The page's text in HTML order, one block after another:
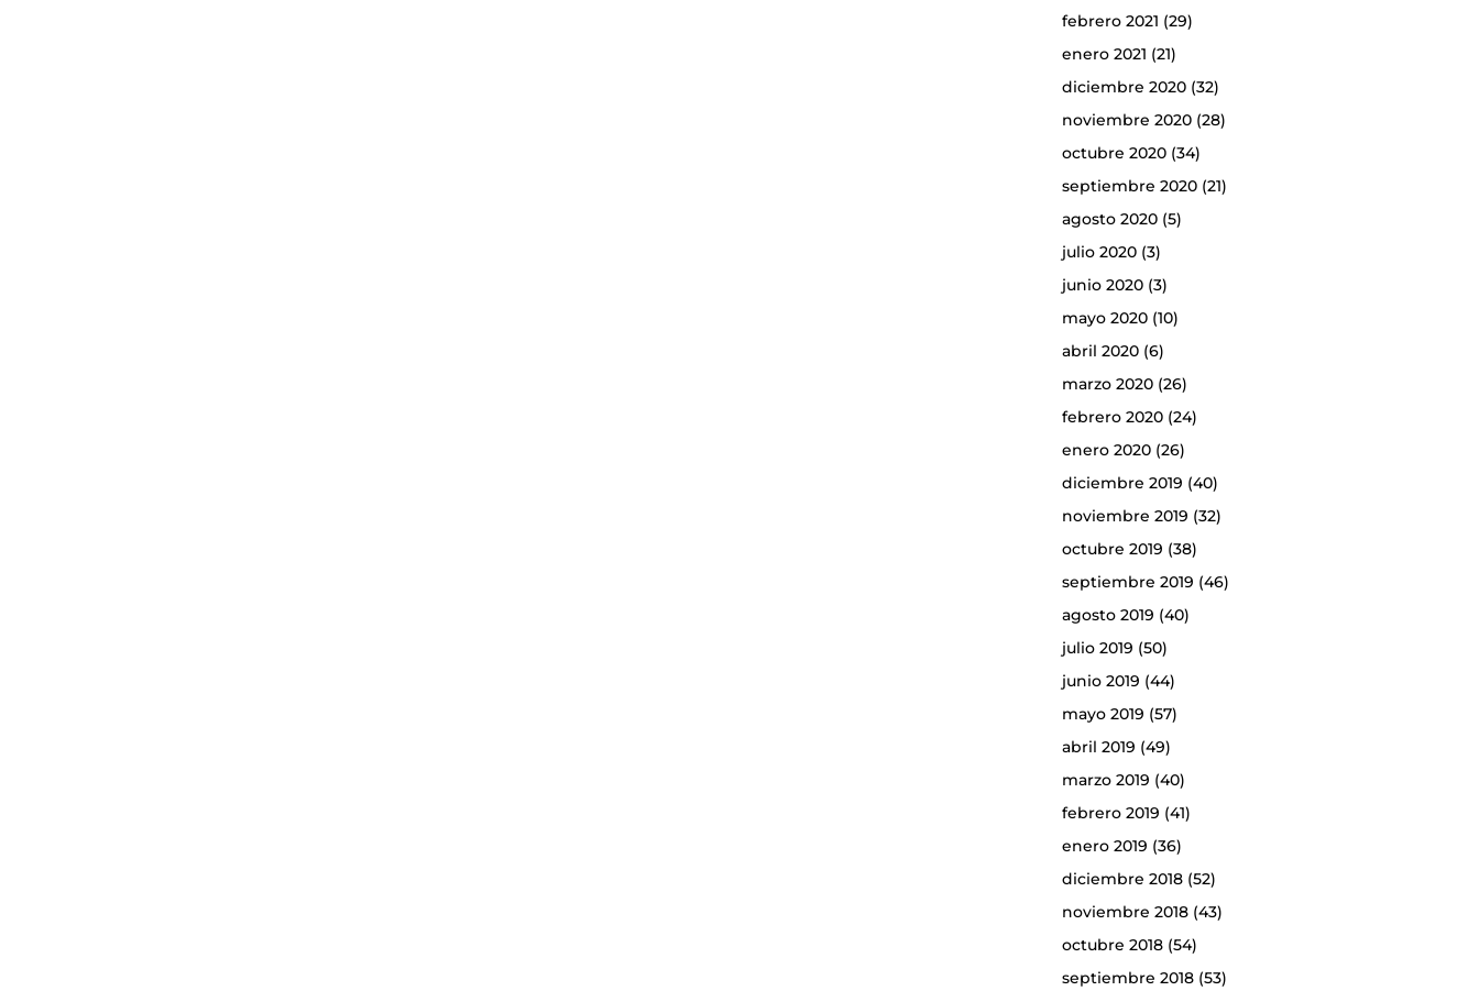
febrero 2021 (29)
enero 2021 (21)
diciembre 2020(32)
noviembre 2020(28)
octubre 2020(34)
septiembre 2020(21)
agosto 2020(5)
julio 2020(3)
junio 2020(3)
mayo 2020(10)
abril 2020(6)
marzo 2020(26)
febrero 2020(24)
enero 2020(26)
diciembre 2019 (40)
noviembre 2019 (32)
octubre 2019 (38)
septiembre 2019 (46)
agosto 2019 (40)
julio 2019 (50)
junio 2019 (44)
mayo 2019 (57)
abril 2019 (49)
marzo 2019 (40)
febrero 2019 (41)
enero 2019 (36)
diciembre 2018(52)
noviembre 2018(43)
octubre 2018(54)
septiembre 2018(53)